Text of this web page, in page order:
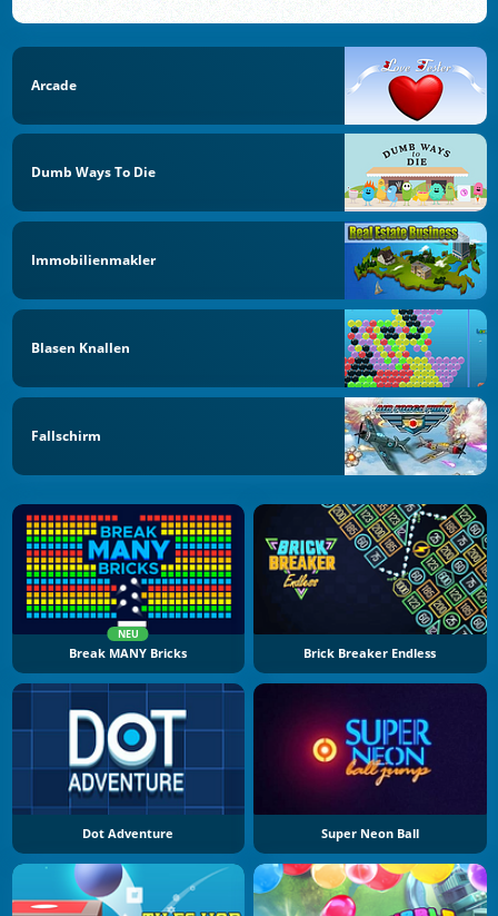
Arcade
Dumb Ways To Die
Immobilienmakler
Blasen Knallen
Fallschirm
NEU
Break MANY Bricks Brick Breaker Endless
Dot Adventure Super Neon Ball